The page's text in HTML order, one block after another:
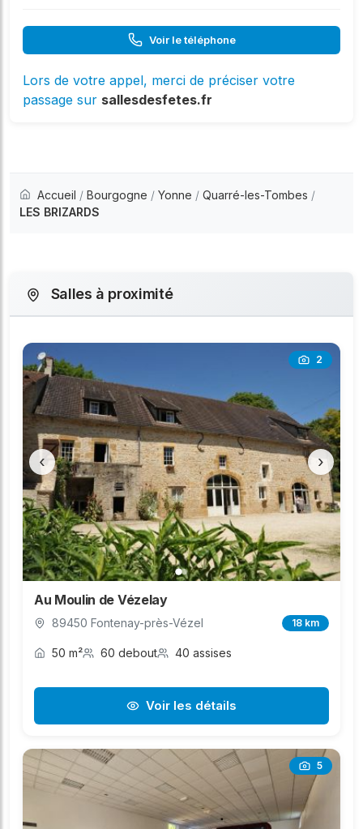
Voir le téléphone
Lors de votre appel, merci de préciser votre
passage sur sallesdesfetes.fr
Accueil / Bourgogne / Yonne / Quarré-les-Tombes /
LES BRIZARDS
Salles à proximité
2
‹ ›
Au Moulin de Vézelay
89450 Fontenay-près-Vézel 18 km
50 m² 60 debout 40 assises
Voir les détails
5